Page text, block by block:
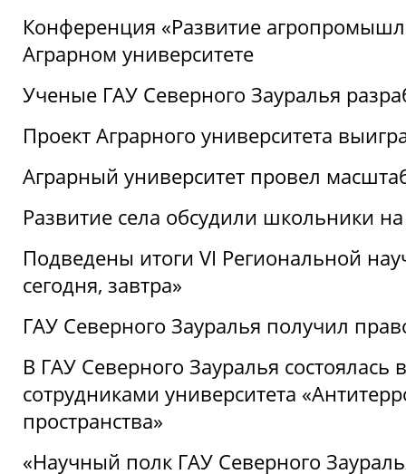
Конференция «Развитие
Аграрном университете
Ученые ГАУ Северного Зауралья
Проект Аграрного университета
Аграрный университет провел
Развитие села обсудили школьники
Подведены итоги VI Региональной
сегодня, завтра»
ГАУ Северного Зауралья получил
В ГАУ Северного Зауралья состоялась
сотрудниками университета
пространства»
«Научный полк ГАУ Северного